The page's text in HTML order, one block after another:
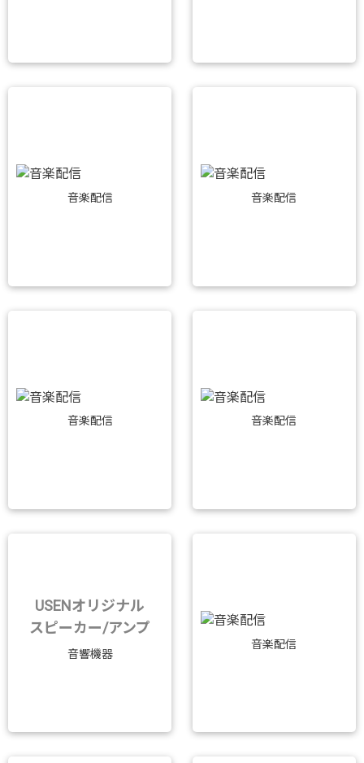
音楽配信 音楽配信
音楽配信 音楽配信
USENオリジナル
スピーカー/アンプ
音響機器
音楽配信